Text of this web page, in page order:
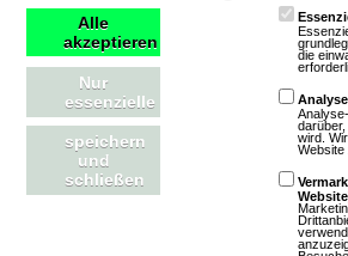
(24.07.2026, 14:14:35) Ein kleiner
Alle
akzeptieren
Nur
essenzielle
speichern
und
schließen
die
Analyse
wird.
Website